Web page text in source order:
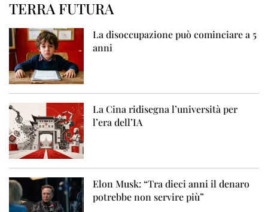
TERRA FUTURA
La disoccupazione può cominciare a 5
anni
La Cina ridisegna l’università per
l’era dell’IA
Elon Musk: “Tra dieci anni il denaro
potrebbe non servire più”